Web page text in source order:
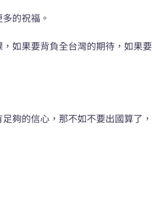
的祝福。
如果要背負全台灣的期待，如果要
夠的信心，那不如不要出國算了，